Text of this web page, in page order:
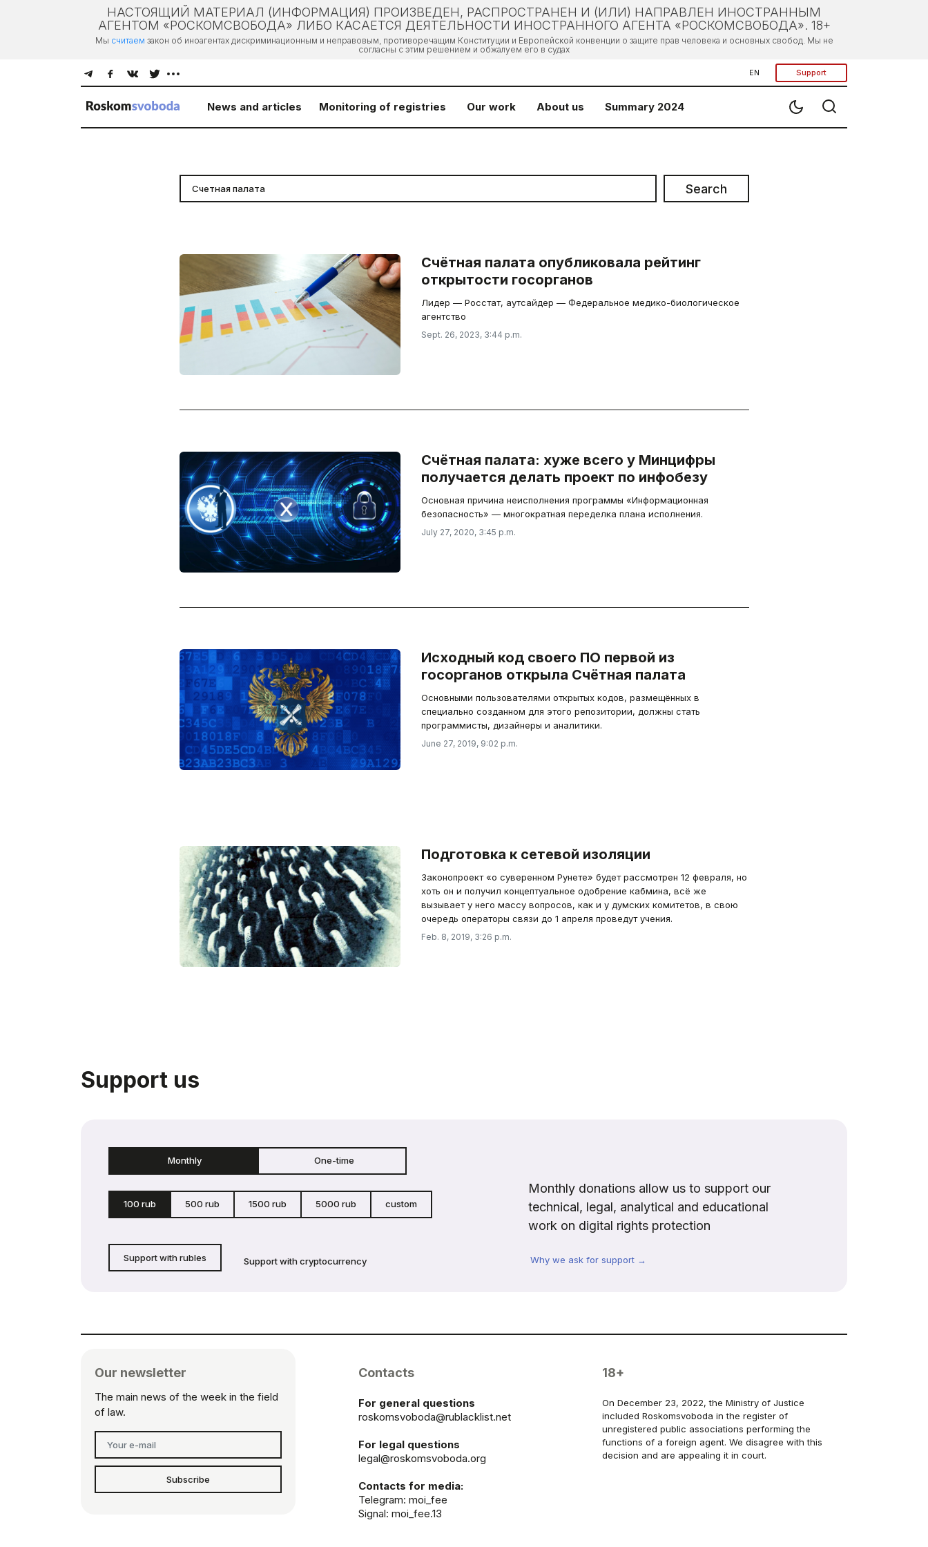
НАСТОЯЩИЙ МАТЕРИАЛ (ИНФОРМАЦИЯ) ПРОИЗВЕДЕН, РАСПРОСТРАНЕН И (ИЛИ) НАПРАВЛЕН ИНОСТРАННЫМ
АГЕНТОМ «РОСКОМСВОБОДА» ЛИБО КАСАЕТСЯ ДЕЯТЕЛЬНОСТИ ИНОСТРАННОГО АГЕНТА «РОСКОМСВОБОДА». 18+
Мы считаем закон об иноагентах дискриминационным и неправовым, противоречащим Конституции и Европейской конвенции о защите прав человека и основных свобод. Мы не
согласны с этим решением и обжалуем его в судах
EN Support
News and articles Monitoring of registries Our work About us Summary 2024
Search
Счётная палата опубликовала рейтинг
открытости госорганов
Лидер — Росстат, аутсайдер — Федеральное медико-биологическое
агентство
Sept. 26, 2023, 3:44 p.m.
Счётная палата: хуже всего у Минцифры
получается делать проект по инфобезу
Основная причина неисполнения программы «Информационная
безопасность» — многократная переделка плана исполнения.
July 27, 2020, 3:45 p.m.
Исходный код своего ПО первой из
госорганов открыла Счётная палата
Основными пользователями открытых кодов, размещённых в
специально созданном для этого репозитории, должны стать
программисты, дизайнеры и аналитики.
June 27, 2019, 9:02 p.m.
Подготовка к сетевой изоляции
Законопроект «о суверенном Рунете» будет рассмотрен 12 февраля, но
хоть он и получил концептуальное одобрение кабмина, всё же
вызывает у него массу вопросов, как и у думских комитетов, в свою
очередь операторы связи до 1 апреля проведут учения.
Feb. 8, 2019, 3:26 p.m.
Support us
Monthly One-time
100 rub 500 rub 1500 rub 5000 rub custom
Support with rubles Support with cryptocurrency
Monthly donations allow us to support our
technical, legal, analytical and educational
work on digital rights protection
Why we ask for support →
Our newsletter
The main news of the week in the field
of law.
Subscribe
Contacts
For general questions
roskomsvoboda@rublacklist.net
For legal questions
legal@roskomsvoboda.org
Contacts for media:
Telegram: moi_fee
Signal: moi_fee.13
18+
On December 23, 2022, the Ministry of Justice
included Roskomsvoboda in the register of
unregistered public associations performing the
functions of a foreign agent. We disagree with this
decision and are appealing it in court.